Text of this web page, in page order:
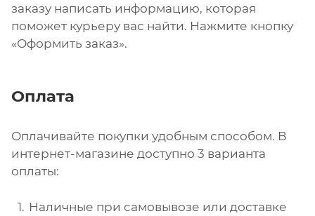
заказу написать информацию, которая
поможет курьеру вас найти. Нажмите кнопку
«Оформить заказ».
Оплата
Оплачивайте покупки удобным способом. В
интернет-магазине доступно 3 варианта
оплаты:
Наличные при самовывозе или доставке